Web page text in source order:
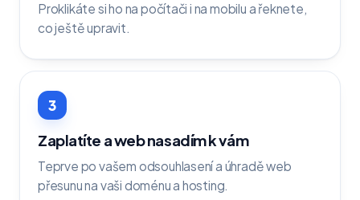
Proklikáte si ho na počítači i na mobilu a řeknete,
co ještě upravit.
3
Zaplatíte a web nasadím k vám
Teprve po vašem odsouhlasení a úhradě web
přesunu na vaši doménu a hosting.